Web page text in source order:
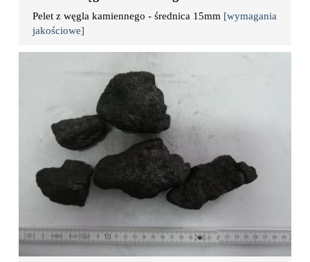
Pelet z węgla kamiennego - średnica 15mm [wymagania
jakościowe]